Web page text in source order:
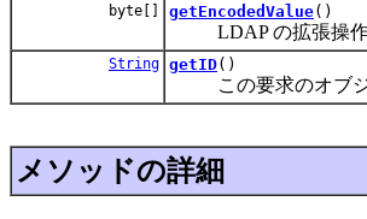
byte[] getEncodedValue()
LDAP の拡張操作要
String getID()
この要求のオブジ
メソッドの詳細